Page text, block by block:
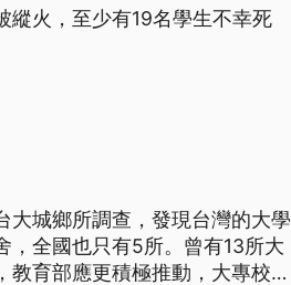
縱火，至少有19名學生不幸死
大城鄉所調查，發現台灣的大學
，全國也只有5所。曾有13所大
育部應更積極推動，大專校院